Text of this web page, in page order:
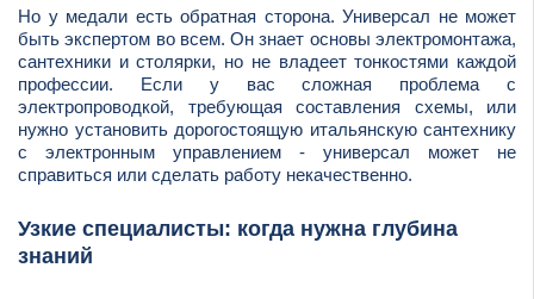
Но у медали есть обратная сторона. Универсал не может
быть экспертом во всем. Он знает основы электромонтажа,
сантехники и столярки, но не владеет тонкостями каждой
профессии. Если у вас сложная проблема с
электропроводкой, требующая составления схемы, или
нужно установить дорогостоящую итальянскую сантехнику
с электронным управлением - универсал может не
справиться или сделать работу некачественно.
Узкие специалисты: когда нужна глубина
знаний